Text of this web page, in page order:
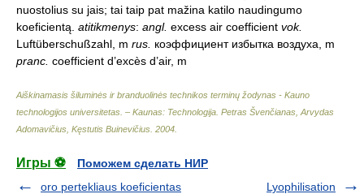
nuostolius su jais; tai taip pat mažina katilo naudingumo
koeficientą. atitikmenys: angl. excess air coefficient vok.
Luftüberschußzahl, m rus. коэффициент избытка воздуха, m
pranc. coefficient d’excès d’air, m
Aiškinamasis šiluminės ir branduolinės technikos terminų žodynas - Kauno
technologijos universitetas. – Kaunas: Technologija Petras Švenčianas, Arvydas
Adomavičius, Kęstutis Buinevičius 2004
Игры ⚽
Поможем сделать НИР
oro pertekliaus koeficientas
Lyophilisation